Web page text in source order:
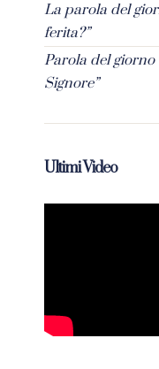
La parola del
ferita?”
Parola del
Signore”
Ultimi Video